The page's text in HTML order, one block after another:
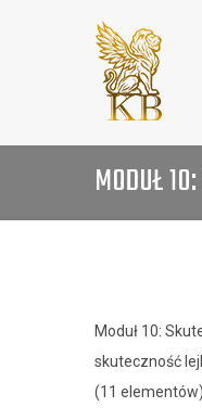
MODUŁ
Moduł 10:
skuteczność
(11